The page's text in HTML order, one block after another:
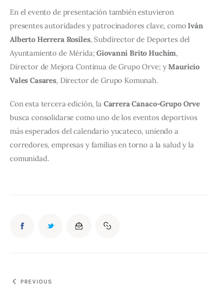
En el evento de presentación también estuvieron
presentes autoridades y patrocinadores clave, como Iván
Alberto Herrera Rosiles, Subdirector de Deportes del
Ayuntamiento de Mérida; Giovanni Brito Huchim,
Director de Mejora Continua de Grupo Orve; y Mauricio
Vales Casares, Director de Grupo Komunah.
Con esta tercera edición, la Carrera Canaco-Grupo Orve
busca consolidarse como uno de los eventos deportivos
más esperados del calendario yucateco, uniendo a
corredores, empresas y familias en torno a la salud y la
comunidad.
PREVIOUS